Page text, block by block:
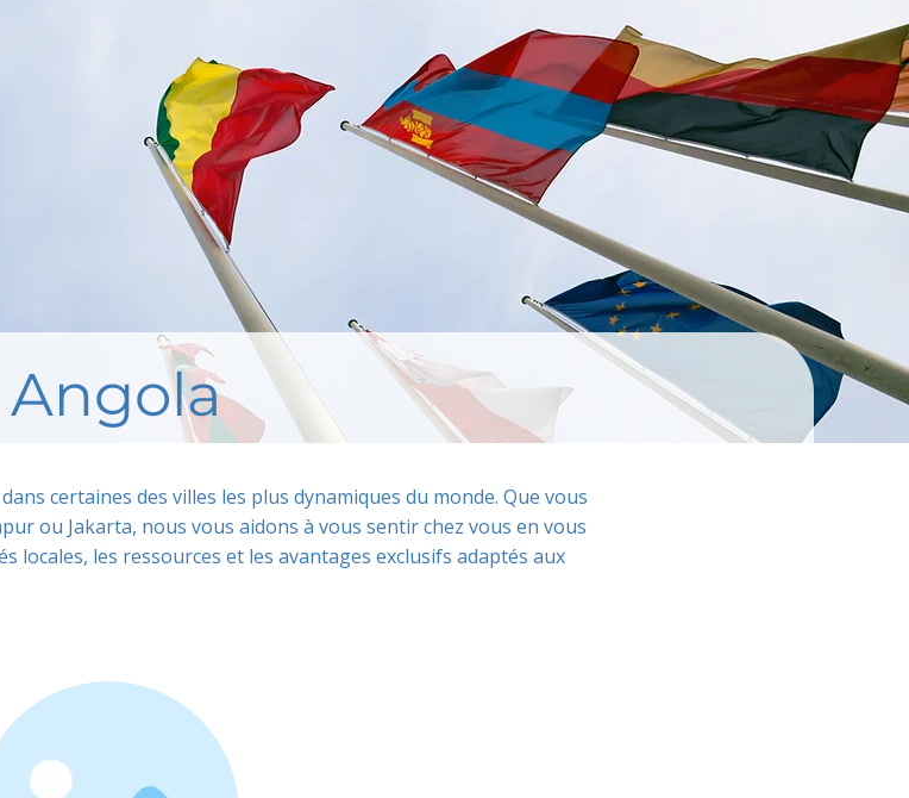
Angola
certaines des villes les plus dynamiques du monde. Que vous
ou Jakarta, nous vous aidons à vous sentir chez vous en vous
locales, les ressources et les avantages exclusifs adaptés aux